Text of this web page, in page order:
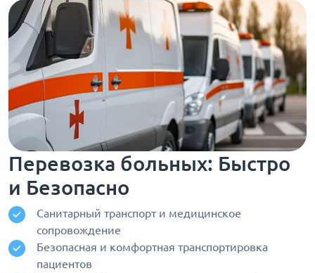
Перевозка больных: Быстро
и Безопасно
Санитарный транспорт и медицинское
сопровождение
Безопасная и комфортная транспортировка
пациентов